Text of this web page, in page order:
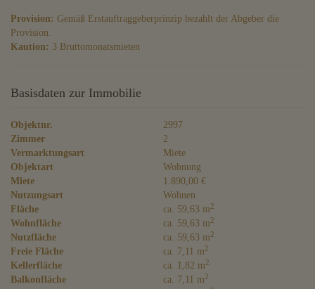
Provision: Gemäß Erstauftraggeberprinzip bezahlt der Abgeber die
Provision.
Kaution: 3 Bruttomonatsmieten
Basisdaten zur Immobilie
Objektnr.
2997
Zimmer
2
Vermarktungsart
Miete
Objektart
Wohnung
Miete
1.890,00 €
Nutzungsart
Wohnen
Fläche
ca. 59,63 m2
Wohnfläche ca. 59,63 m2
Nutzfläche ca. 59,63 m2
Freie Fläche ca. 7,11 m2
Kellerfläche ca. 1,82 m2
Balkonfläche ca. 7,11 m2